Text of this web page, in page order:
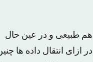
هم طبیعی و در عین حال
انتقال داده ها